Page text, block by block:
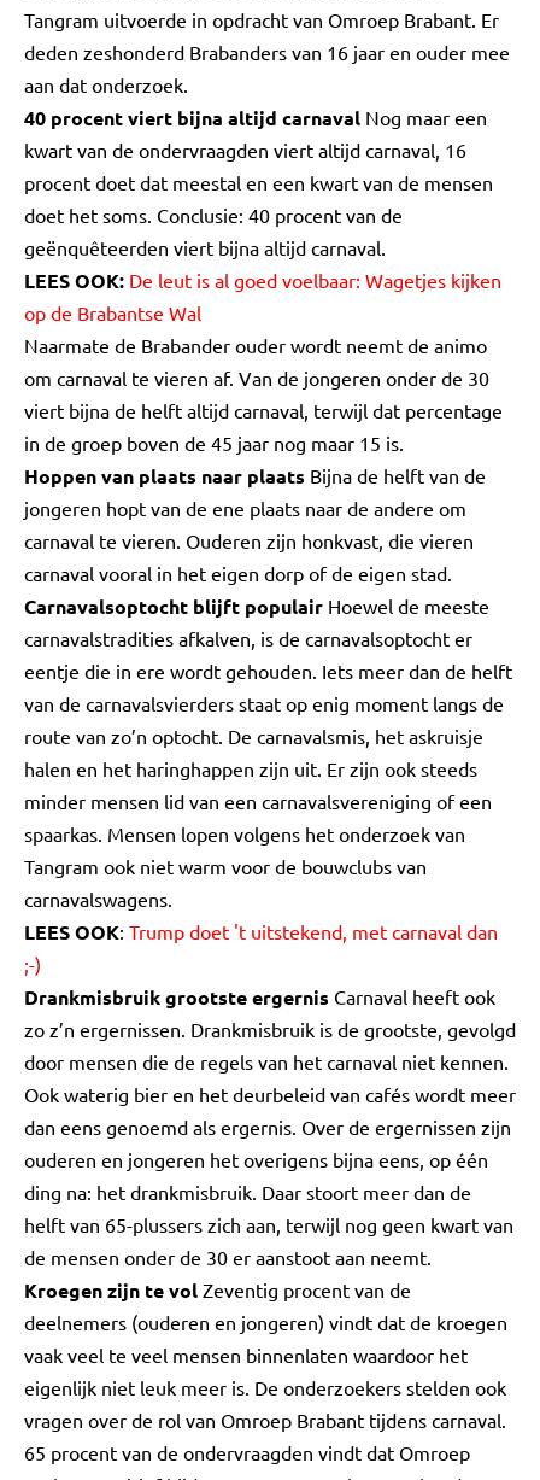
Tangram uitvoerde in opdracht van Omroep Brabant. Er
deden zeshonderd Brabanders van 16 jaar en ouder mee
aan dat onderzoek.
40 procent viert bijna altijd carnaval Nog maar een
kwart van de ondervraagden viert altijd carnaval, 16
procent doet dat meestal en een kwart van de mensen
doet het soms. Conclusie: 40 procent van de
geënquêteerden viert bijna altijd carnaval.
LEES OOK: De leut is al goed voelbaar: Wagetjes kijken
op de Brabantse Wal
Naarmate de Brabander ouder wordt neemt de animo
om carnaval te vieren af. Van de jongeren onder de 30
viert bijna de helft altijd carnaval, terwijl dat percentage
in de groep boven de 45 jaar nog maar 15 is.
Hoppen van plaats naar plaats Bijna de helft van de
jongeren hopt van de ene plaats naar de andere om
carnaval te vieren. Ouderen zijn honkvast, die vieren
carnaval vooral in het eigen dorp of de eigen stad.
Carnavalsoptocht blijft populair Hoewel de meeste
carnavalstradities afkalven, is de carnavalsoptocht er
eentje die in ere wordt gehouden. Iets meer dan de helft
van de carnavalsvierders staat op enig moment langs de
route van zo’n optocht. De carnavalsmis, het askruisje
halen en het haringhappen zijn uit. Er zijn ook steeds
minder mensen lid van een carnavalsvereniging of een
spaarkas. Mensen lopen volgens het onderzoek van
Tangram ook niet warm voor de bouwclubs van
carnavalswagens.
LEES OOK: Trump doet 't uitstekend, met carnaval dan
;-)
Drankmisbruik grootste ergernis Carnaval heeft ook
zo z’n ergernissen. Drankmisbruik is de grootste, gevolgd
door mensen die de regels van het carnaval niet kennen.
Ook waterig bier en het deurbeleid van cafés wordt meer
dan eens genoemd als ergernis. Over de ergernissen zijn
ouderen en jongeren het overigens bijna eens, op één
ding na: het drankmisbruik. Daar stoort meer dan de
helft van 65-plussers zich aan, terwijl nog geen kwart van
de mensen onder de 30 er aanstoot aan neemt.
Kroegen zijn te vol Zeventig procent van de
deelnemers (ouderen en jongeren) vindt dat de kroegen
vaak veel te veel mensen binnenlaten waardoor het
eigenlijk niet leuk meer is. De onderzoekers stelden ook
vragen over de rol van Omroep Brabant tijdens carnaval.
65 procent van de ondervraagden vindt dat Omroep